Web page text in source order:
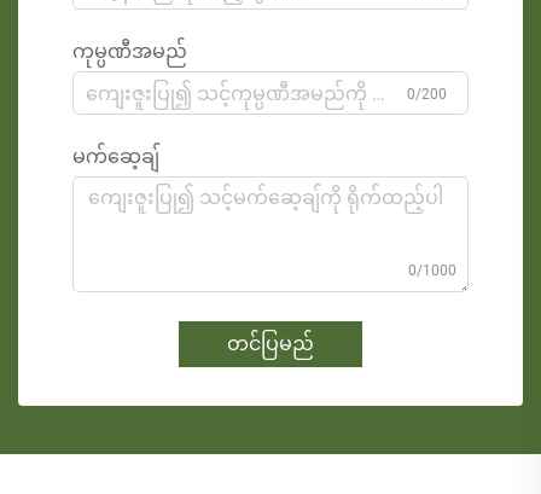
ကုမ္ပဏီအမည်
0/200
မက်ဆေ့ချ်
0/1000
တင်ပြမည်